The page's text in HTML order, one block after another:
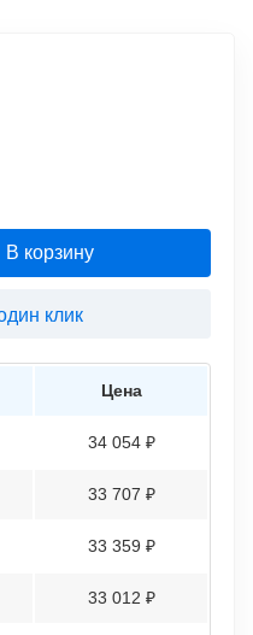
В корзину
клик
Цена
34 054 ₽
33 707 ₽
33 359 ₽
33 012 ₽